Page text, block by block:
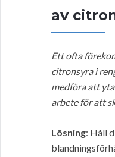
av
Ett ofta
citronsyra i
medföra att
arbete för att
Lösning: Håll